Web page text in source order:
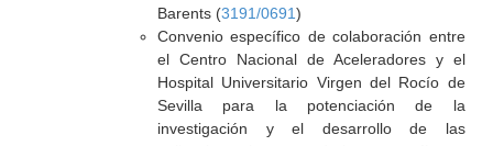
Barents (3191/0691)
Convenio específico de colaboración entre
el Centro Nacional de Aceleradores y el
Hospital Universitario Virgen del Rocío de
Sevilla para la potenciación de la
investigación y el desarrollo de las